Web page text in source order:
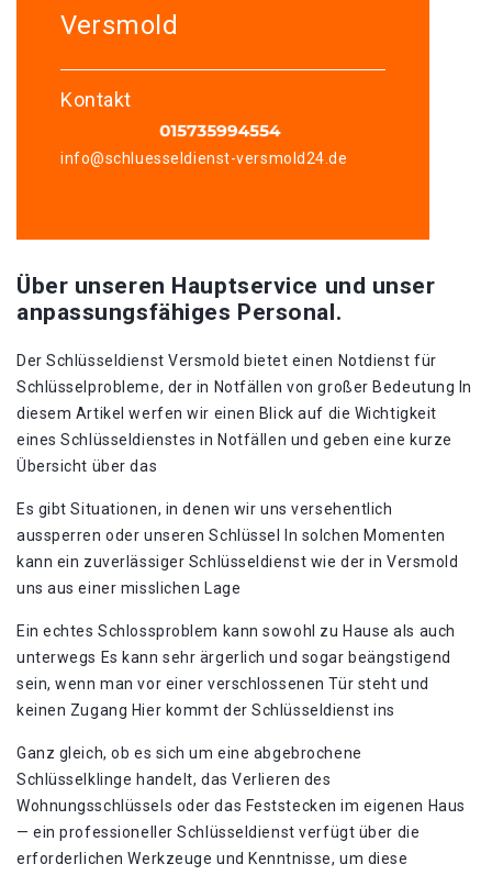
Versmold
Kontakt
info@schluesseldienst-versmold24.de
Über unseren Hauptservice und unser
anpassungsfähiges Personal.
Der Schlüsseldienst Versmold bietet einen Notdienst für
Schlüsselprobleme, der in Notfällen von großer Bedeutung In
diesem Artikel werfen wir einen Blick auf die Wichtigkeit
eines Schlüsseldienstes in Notfällen und geben eine kurze
Übersicht über das
Es gibt Situationen, in denen wir uns versehentlich
aussperren oder unseren Schlüssel In solchen Momenten
kann ein zuverlässiger Schlüsseldienst wie der in Versmold
uns aus einer misslichen Lage
Ein echtes Schlossproblem kann sowohl zu Hause als auch
unterwegs Es kann sehr ärgerlich und sogar beängstigend
sein, wenn man vor einer verschlossenen Tür steht und
keinen Zugang Hier kommt der Schlüsseldienst ins
Ganz gleich, ob es sich um eine abgebrochene
Schlüsselklinge handelt, das Verlieren des
Wohnungsschlüssels oder das Feststecken im eigenen Haus
— ein professioneller Schlüsseldienst verfügt über die
erforderlichen Werkzeuge und Kenntnisse, um diese